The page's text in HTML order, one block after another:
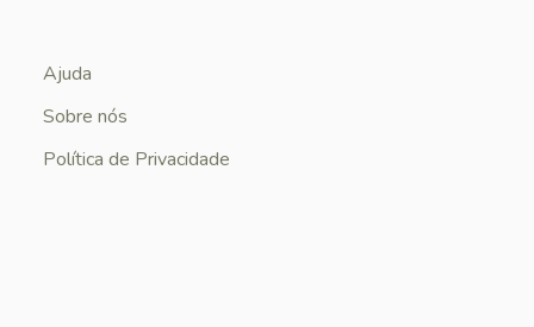
Ajuda
Sobre nós
Política de Privacidade